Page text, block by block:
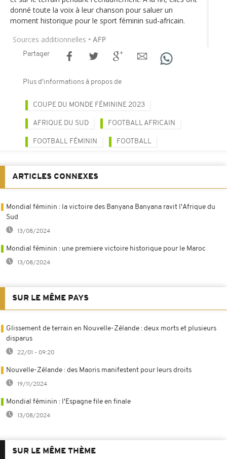
donné toute la voix à leur chanson pour saluer un
moment historique pour le sport féminin sud-africain.
Sources additionnelles • AFP
Partager
Plus d'informations à propos de
COUPE DU MONDE FÉMININE 2023
AFRIQUE DU SUD FOOTBALL AFRICAIN
FOOTBALL FÉMININ FOOTBALL
ARTICLES CONNEXES
Mondial féminin : la victoire des Banyana Banyana ravit l'Afrique du
Sud
13/08/2024
Mondial féminin : une premiere victoire historique pour le Maroc
13/08/2024
SUR LE MÊME PAYS
Glissement de terrain en Nouvelle-Zélande : deux morts et plusieurs
disparus
22/01 - 09:20
Nouvelle-Zélande : des Maoris manifestent pour leurs droits
19/11/2024
Mondial féminin : l'Espagne file en finale
13/08/2024
SUR LE MÊME THÈME